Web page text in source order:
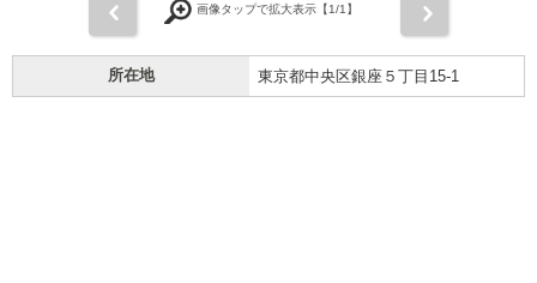
画像タップで拡大表示【1/1】
所在地 東京都中央区銀座５丁目15-1